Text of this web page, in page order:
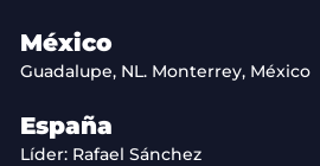
México
Guadalupe, NL. Monterrey, México
España
Líder: Rafael Sánchez